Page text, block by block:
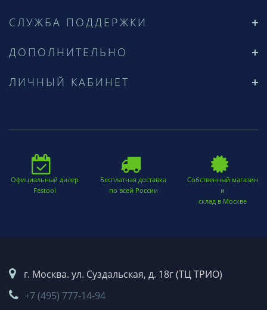
СЛУЖБА ПОДДЕРЖКИ
ДОПОЛНИТЕЛЬНО
ЛИЧНЫЙ КАБИНЕТ
Официальный дилер
Festool
Бесплатная доставка
по всей России
Собственный магазин
и
склад в Москве
г. Москва. ул. Суздальская, д. 18г (ТЦ ТРИО)
+7 (495) 777-14-94